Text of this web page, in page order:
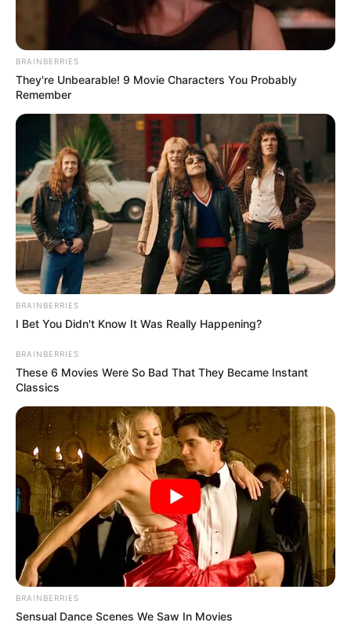
BRAINBERRIES
They're Unbearable! 9 Movie Characters You Probably
Remember
BRAINBERRIES
I Bet You Didn't Know It Was Really Happening?
BRAINBERRIES
These 6 Movies Were So Bad That They Became Instant
Classics
BRAINBERRIES
Sensual Dance Scenes We Saw In Movies